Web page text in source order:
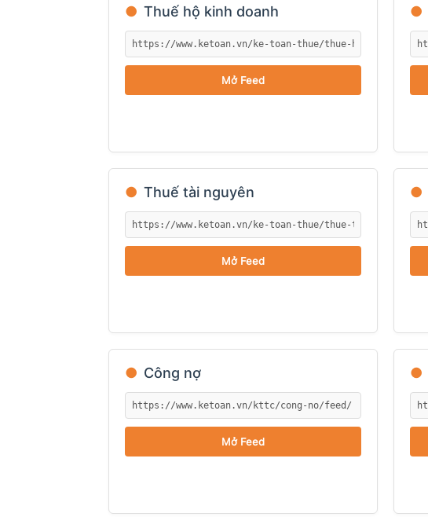
toán
● Thuế hộ kinh doanh
Mở Feed
●
● Thuế tài nguyên
Mở Feed
●
● Công nợ
Mở Feed
●